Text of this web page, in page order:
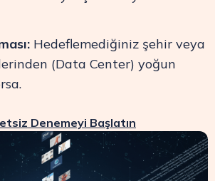
Hedeflemediğiniz şehir veya
(Data Center) yoğun
Denemeyi Başlatın